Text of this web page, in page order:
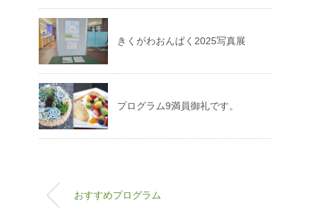
きくがわおんぱく2025写真展
プログラム9満員御礼です。
おすすめプログラム